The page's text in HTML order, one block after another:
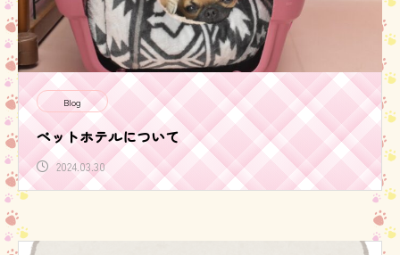
Blog
ペットホテルについて
2024.03.30